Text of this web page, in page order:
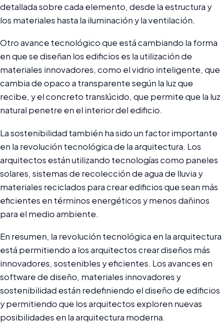
detallada sobre cada elemento, desde la estructura y
los materiales hasta la iluminación y la ventilación.
Otro avance tecnológico que está cambiando la forma
en que se diseñan los edificios es la utilización de
materiales innovadores, como el vidrio inteligente, que
cambia de opaco a transparente según la luz que
recibe, y el concreto translúcido, que permite que la luz
natural penetre en el interior del edificio.
La sostenibilidad también ha sido un factor importante
en la revolución tecnológica de la arquitectura. Los
arquitectos están utilizando tecnologías como paneles
solares, sistemas de recolección de agua de lluvia y
materiales reciclados para crear edificios que sean más
eficientes en términos energéticos y menos dañinos
para el medio ambiente.
En resumen, la revolución tecnológica en la arquitectura
está permitiendo a los arquitectos crear diseños más
innovadores, sostenibles y eficientes. Los avances en
software de diseño, materiales innovadores y
sostenibilidad están redefiniendo el diseño de edificios
y permitiendo que los arquitectos exploren nuevas
posibilidades en la arquitectura moderna.